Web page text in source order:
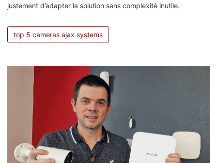
justement d’adapter la solution sans complexité inutile.
top 5 cameras ajax systems